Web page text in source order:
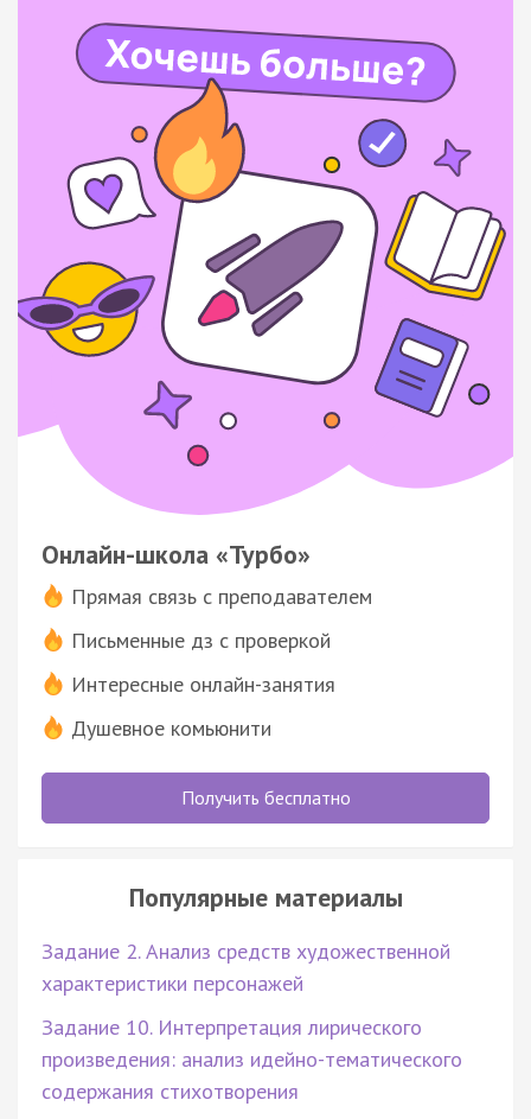
Онлайн-школа «Турбо»
Прямая связь с преподавателем
Письменные дз с проверкой
Интересные онлайн-занятия
Душевное комьюнити
Получить бесплатно
Популярные материалы
Задание 2. Анализ средств художественной
характеристики персонажей
Задание 10. Интерпретация лирического
произведения: анализ идейно-тематического
содержания стихотворения